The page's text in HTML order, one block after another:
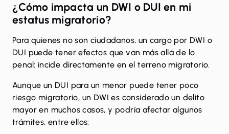
¿Cómo impacta un DWI o DUI en mi
estatus migratorio?
Para quienes no son ciudadanos, un cargo por DWI o
DUI puede tener efectos que van más allá de lo
penal: incide directamente en el terreno migratorio.
Aunque un DUI para un menor puede tener poco
riesgo migratorio, un DWI es considerado un delito
mayor en muchos casos, y podría afectar algunos
trámites, entre ellos: